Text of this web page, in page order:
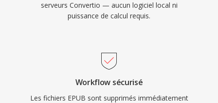
serveurs Convertio — aucun logiciel local ni
puissance de calcul requis.
Workflow sécurisé
Les fichiers EPUB sont supprimés immédiatement